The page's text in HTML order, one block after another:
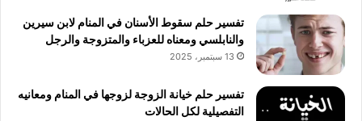
تفسير حلم سقوط الأسنان في المنام لابن سيرين
والنابلسي ومعناه للعزباء والمتزوجة والرجل
13 سبتمبر، 2025
تفسير حلم خيانة الزوجة لزوجها في المنام ومعانيه
التفصيلية لكل الحالات